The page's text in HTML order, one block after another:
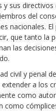
y sus directivos
del
nacionales.
que tanto la
las
civil y penal
a los
como
como